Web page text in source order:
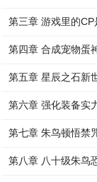
第三章 游戏里的
第四章 合成宠物蛋
第五章 星辰之石新
第六章 强化装备实
第七章 朱鸟顿悟禁
第八章 八十级朱鸟